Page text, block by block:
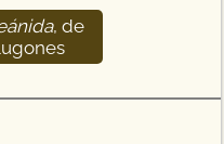
, de